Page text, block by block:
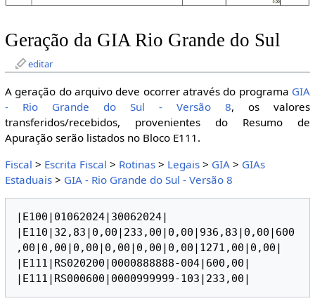
Geração da GIA Rio Grande do Sul
editar
A geração do arquivo deve ocorrer através do programa GIA
- Rio Grande do Sul - Versão 8, os valores
transferidos/recebidos, provenientes do Resumo de
Apuração serão listados no Bloco E111.
Fiscal > Escrita Fiscal > Rotinas> Legais> GIA > GIAs
Estaduais> GIA - Rio Grande do Sul - Versão 8
|E100|01062024|30062024|
|E110|32,83|0,00|233,00|0,00|936,83|0,00|600
,00|0,00|0,00|0,00|0,00|0,00|1271,00|0,00|
|E111|RS020200|0000888888-004|600,00|